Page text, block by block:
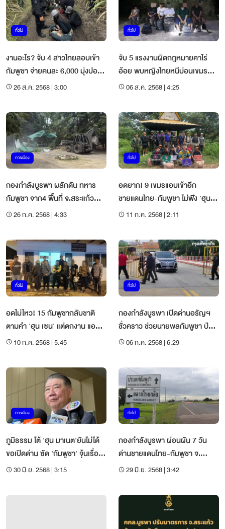
ทั่วไป
งานอะไร? จับ 4 สาวไทยลอบเข้า
กัมพูชา จ่ายคนละ 6,000 มุ่งปอย
เปต26 ส.ค. 2568 | 3:00
ทั่วไป
จับ 5 แรงงานผิดกฎหมายคาไร่
อ้อย พบหญิงไทยหนีบ่อนเขมร
สามีทิ้งรถหนี
06 ส.ค. 2568 | 4:25
การเมือง
กองกำลังบูรพา ผลักดัน ทหาร
กัมพูชา จาก4 พื้นที่ จ.สระแก้ว
สำเร็จ
26 ก.ค. 2568 | 4:33
ทั่วไป
อดยาก! 9 เขมรแอบเข้าอีก
ชายแดนไทย-กัมพูชา ไม่ฟัง 'ฮุน
เซน'11 ก.ค. 2568 | 2:11
ทั่วไป
อดไม่ไหว! 15 กัมพูชากลับชาติ
ตามคำ 'ฮุน เซน' แต่ตกงาน แอบ
เข้าไทยโดนจับ
10 ก.ค. 2568 | 5:45
ทั่วไป
กองกำลังบูรพา เปิดด่านอรัญฯ
ชั่วคราว ช่วยนายพลกัมพูชา ป่วย
ฉุกเฉิน
06 ก.ค. 2568 | 6:29
การเมือง
ภูมิธรรม โต้ 'ฮุน มาเนต'ยันไม่ได้
ขอเปิดด่าน ซัด 'กัมพูชา' จุ้นเรื่อง
ภายในไทย
30 มิ.ย. 2568 | 3:15
ทั่วไป
กองกำลังบูรพา ผ่อนผัน 7 วัน
ด่านชายแดนไทย-กัมพูชา จ.
สระแก้ว
29 มิ.ย. 2568 | 3:42